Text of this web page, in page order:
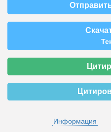
Информация